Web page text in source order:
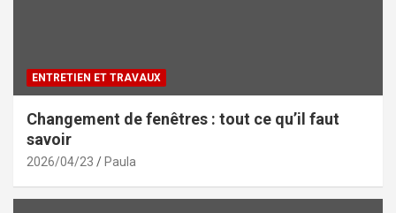
ENTRETIEN ET TRAVAUX
Changement de fenêtres : tout ce qu’il faut
savoir
2026/04/23 Paula